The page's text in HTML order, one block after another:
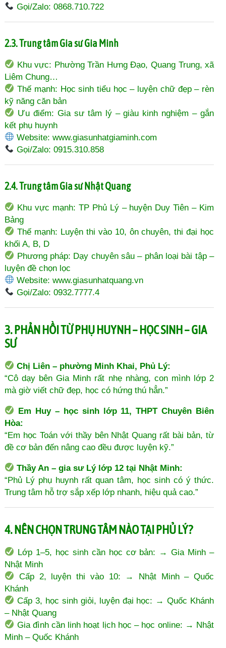
Gọi/Zalo: 0868.710.722
2.3. Trung tâm Gia sư Gia Minh
Khu vực: Phường Trần Hưng Đạo, Quang Trung, xã
Liêm Chung…
Thế mạnh: Học sinh tiểu học – luyện chữ đẹp – rèn
kỹ năng căn bản
Ưu điểm: Gia sư tâm lý – giàu kinh nghiệm – gắn
kết phụ huynh
Website:www.giasunhatgiaminh.com
Gọi/Zalo: 0915.310.858
2.4. Trung tâm Gia sư Nhật Quang
Khu vực mạnh: TP Phủ Lý – huyện Duy Tiên – Kim
Bảng
Thế mạnh: Luyện thi vào 10, ôn chuyên, thi đại học
khối A, B, D
Phương pháp: Dạy chuyên sâu – phân loại bài tập –
luyện đề chọn lọc
Website:www.giasunhatquang.vn
Gọi/Zalo: 0932.7777.4
3. PHẢN HỒI TỪ PHỤ HUYNH – HỌC SINH – GIA
SƯ
Chị Liên – phường Minh Khai, Phủ Lý:
“Cô dạy bên Gia Minh rất nhẹ nhàng, con mình lớp 2
mà giờ viết chữ đẹp, học có hứng thú hẳn.”
Em Huy – học sinh lớp 11, THPT Chuyên Biên
Hòa:
“Em học Toán với thầy bên Nhật Quang rất bài bản, từ
đề cơ bản đến nâng cao đều được luyện kỹ.”
Thầy An – gia sư Lý lớp 12 tại Nhật Minh:
“Phủ Lý phụ huynh rất quan tâm, học sinh có ý thức.
Trung tâm hỗ trợ sắp xếp lớp nhanh, hiệu quả cao.”
4. NÊN CHỌN TRUNG TÂM NÀO TẠI PHỦ LÝ?
Lớp 1–5, học sinh cần học cơ bản: → Gia Minh –
Nhật Minh
Cấp 2, luyện thi vào 10: → Nhật Minh – Quốc
Khánh
Cấp 3, học sinh giỏi, luyện đại học: → Quốc Khánh
– Nhật Quang
Gia đình cần linh hoạt lịch học – học online: → Nhật
Minh – Quốc Khánh